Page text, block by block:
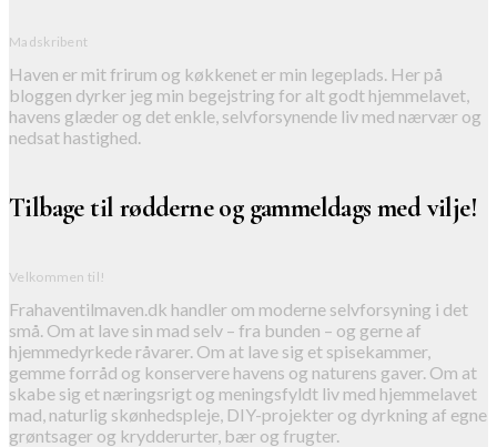
Madskribent
Haven er mit frirum og køkkenet er min legeplads. Her på
bloggen dyrker jeg min begejstring for alt godt hjemmelavet,
havens glæder og det enkle, selvforsynende liv med nærvær og
nedsat hastighed.
Tilbage til rødderne og gammeldags med vilje!
Velkommen til!
Frahaventilmaven.dk handler om moderne selvforsyning i det
små. Om at lave sin mad selv – fra bunden – og gerne af
hjemmedyrkede råvarer. Om at lave sig et spisekammer,
gemme forråd og konservere havens og naturens gaver. Om at
skabe sig et næringsrigt og meningsfyldt liv med hjemmelavet
mad, naturlig skønhedspleje, DIY-projekter og dyrkning af egne
grøntsager og krydderurter, bær og frugter.